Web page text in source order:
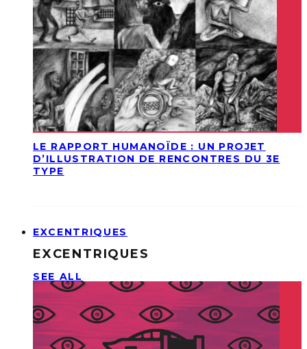
LE RAPPORT HUMANOÏDE : UN PROJET
D’ILLUSTRATION DE RENCONTRES DU 3E
TYPE
EXCENTRIQUES
EXCENTRIQUES
SEE ALL